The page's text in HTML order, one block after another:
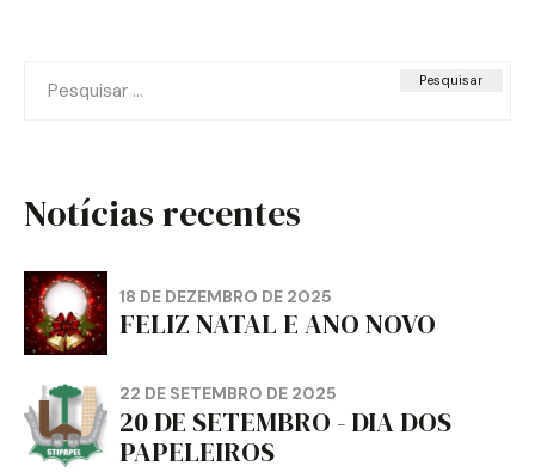
por:
Notícias recentes
18 DE DEZEMBRO DE 2025
FELIZ NATAL E ANO NOVO
22 DE SETEMBRO DE 2025
20 DE SETEMBRO - DIA DOS
PAPELEIROS